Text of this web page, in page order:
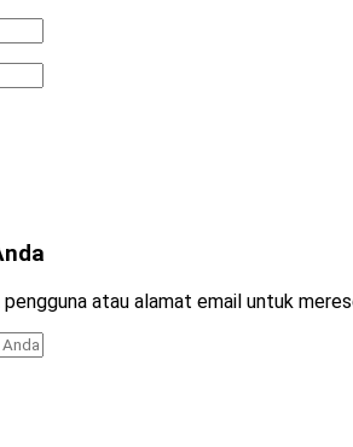
pengguna atau alamat email untuk